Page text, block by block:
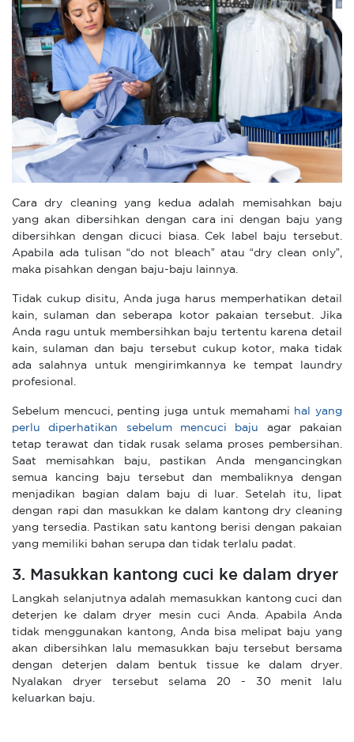
Cara dry cleaning yang kedua adalah memisahkan baju
yang akan dibersihkan dengan cara ini dengan baju yang
dibersihkan dengan dicuci biasa. Cek label baju tersebut.
Apabila ada tulisan “do not bleach” atau “dry clean only”,
maka pisahkan dengan baju-baju lainnya.
Tidak cukup disitu, Anda juga harus memperhatikan detail
kain, sulaman dan seberapa kotor pakaian tersebut. Jika
Anda ragu untuk membersihkan baju tertentu karena detail
kain, sulaman dan baju tersebut cukup kotor, maka tidak
ada salahnya untuk mengirimkannya ke tempat laundry
profesional.
Sebelum mencuci, penting juga untuk memahami
hal yang
perlu diperhatikan sebelum mencuci baju
agar pakaian
tetap terawat dan tidak rusak selama proses pembersihan.
Saat memisahkan baju, pastikan Anda mengancingkan
semua kancing baju tersebut dan membaliknya dengan
menjadikan bagian dalam baju di luar. Setelah itu, lipat
dengan rapi dan masukkan ke dalam kantong dry cleaning
yang tersedia. Pastikan satu kantong berisi dengan pakaian
yang memiliki bahan serupa dan tidak terlalu padat.
3. Masukkan kantong cuci ke dalam dryer
Langkah selanjutnya adalah memasukkan kantong cuci dan
deterjen ke dalam dryer mesin cuci Anda. Apabila Anda
tidak menggunakan kantong, Anda bisa melipat baju yang
akan dibersihkan lalu memasukkan baju tersebut bersama
dengan deterjen dalam bentuk tissue ke dalam dryer.
Nyalakan dryer tersebut selama 20 - 30 menit lalu
keluarkan baju.